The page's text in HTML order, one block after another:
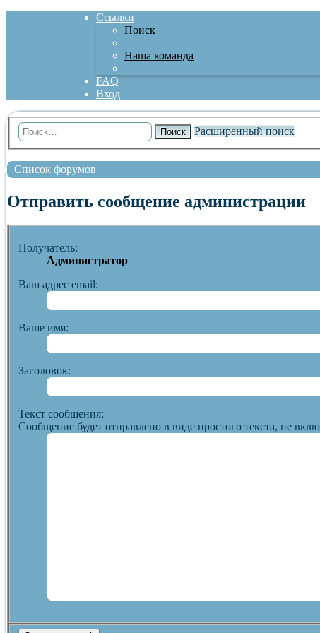
Ссылки
Поиск
Наша команда
FAQ
Вход
Поиск Расширенный поиск
Список форумов
Отправить сообщение администрации
Получатель:
Администратор
Ваш адрес email:
Ваше имя:
Заголовок:
Текст сообщения:
Сообщение будет отправлено в виде простого текста, не